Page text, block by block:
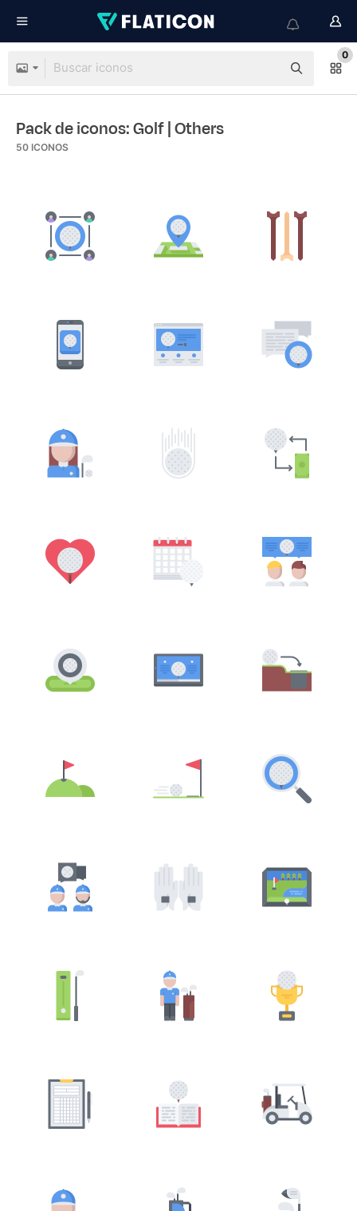
0
Pack de iconos: Golf| Others
50 ICONOS